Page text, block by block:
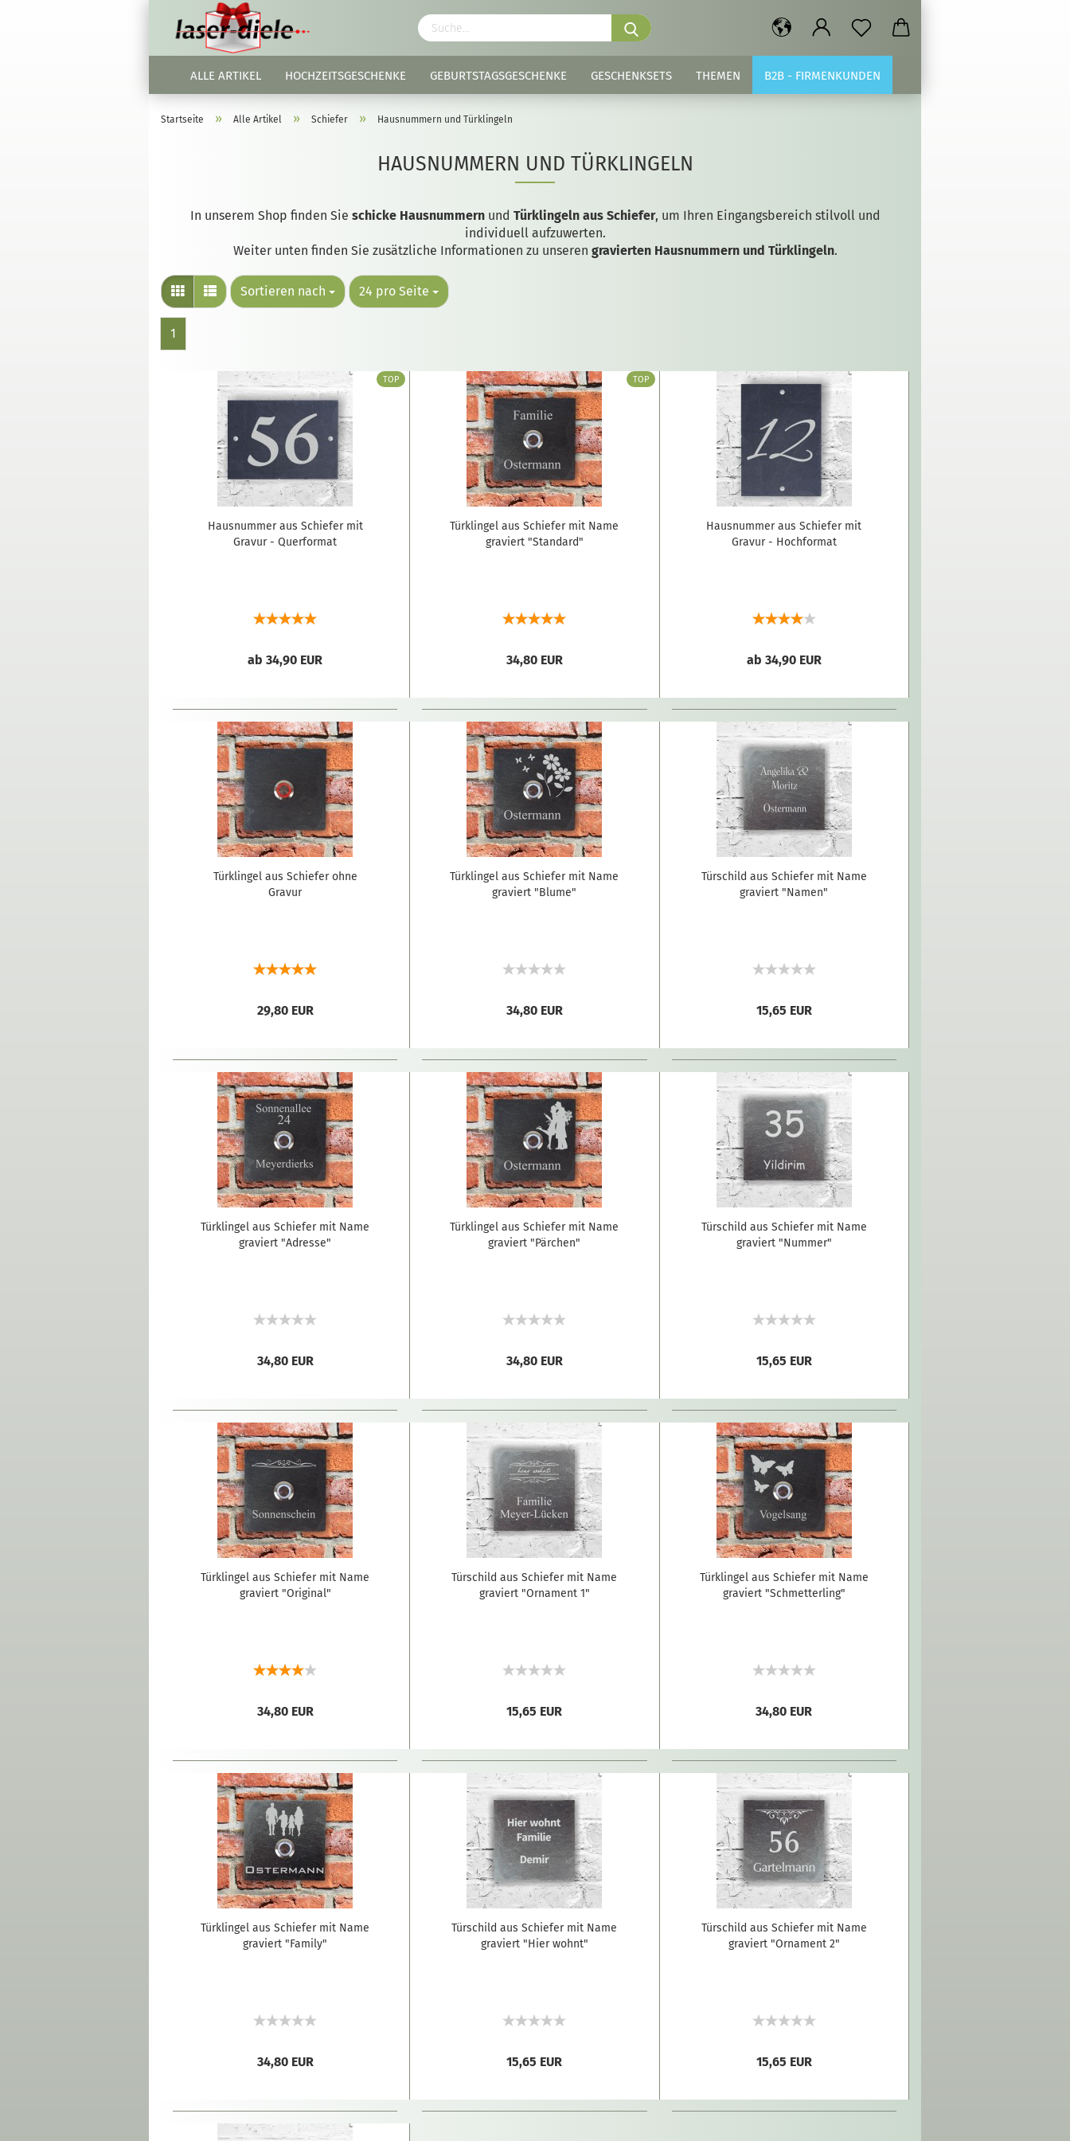
ALLE ARTIKEL HOCHZEITSGESCHENKE GEBURTSTAGSGESCHENKE GESCHENKSETS THEMEN B2B - FIRMENKUNDEN
Startseite » Alle Artikel » Schiefer » Hausnummern und Türklingeln
HAUSNUMMERN UND TÜRKLINGELN
In unserem Shop finden Sie schicke Hausnummernund Türklingeln aus Schiefer, um Ihren Eingangsbereich stilvoll und
individuell aufzuwerten.
Weiter unten finden Sie zusätzliche Informationen zu unseren gravierten Hausnummern und Türklingeln.
Sortieren nach 24 pro Seite
1
TOP
Hausnummer aus Schiefer mit
Gravur - Querformat
ab 34,90 EUR
TOP
Türklingel aus Schiefer mit Name
graviert "Standard"
34,80 EUR
Hausnummer aus Schiefer mit
Gravur - Hochformat
ab 34,90 EUR
Türklingel aus Schiefer ohne
Gravur
29,80 EUR
Türklingel aus Schiefer mit Name
graviert "Blume"
34,80 EUR
Türschild aus Schiefer mit Name
graviert "Namen"
15,65 EUR
Türklingel aus Schiefer mit Name
graviert "Adresse"
34,80 EUR
Türklingel aus Schiefer mit Name
graviert "Pärchen"
34,80 EUR
Türschild aus Schiefer mit Name
graviert "Nummer"
15,65 EUR
Türklingel aus Schiefer mit Name
graviert "Original"
34,80 EUR
Türschild aus Schiefer mit Name
graviert "Ornament 1"
15,65 EUR
Türklingel aus Schiefer mit Name
graviert "Schmetterling"
34,80 EUR
Türklingel aus Schiefer mit Name
graviert "Family"
34,80 EUR
Türschild aus Schiefer mit Name
graviert "Hier wohnt"
15,65 EUR
Türschild aus Schiefer mit Name
graviert "Ornament 2"
15,65 EUR